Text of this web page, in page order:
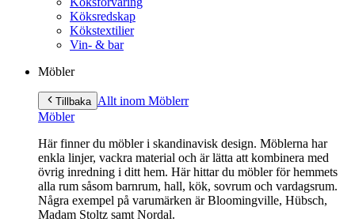
Köksredskap
Kökstextilier
Vin- & bar
Möbler
Tillbaka Allt inom Möblerr
Möbler
Här finner du möbler i skandinavisk design. Möblerna har
enkla linjer, vackra material och är lätta att kombinera med
övrig inredning i ditt hem. Här hittar du möbler för hemmets
alla rum såsom barnrum, hall, kök, sovrum och vardagsrum.
Några exempel på varumärken är Bloomingville, Hübsch,
Madam Stoltz samt Nordal.